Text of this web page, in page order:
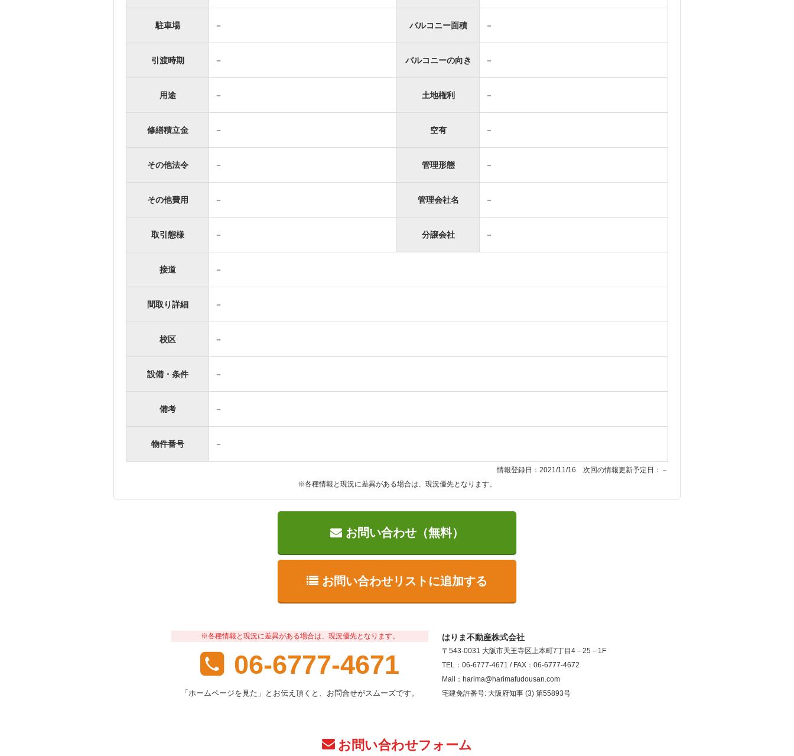
駐車場 － バルコニー面積 －
引渡時期 － バルコニーの向き －
用途 － 土地権利 －
修繕積立金 － 空有 －
その他法令 － 管理形態 －
その他費用 － 管理会社名 －
取引態様 － 分譲会社 －
接道 －
間取り詳細 －
校区 －
設備・条件 －
備考 －
物件番号 －
情報登録日：2021/11/16 次回の情報更新予定日：－
※各種情報と現況に差異がある場合は、現況優先となります。
お問い合わせ（無料）
お問い合わせリストに追加する
※各種情報と現況に差異がある場合は、現況優先となります。
06-6777-4671
「ホームページを見た」とお伝え頂くと、お問合せがスムーズです。
はりま不動産株式会社
〒543-0031 大阪市天王寺区上本町7丁目4－25－1F
TEL：06-6777-4671 / FAX：06-6777-4672
Mail：harima@harimafudousan.com
宅建免許番号: 大阪府知事 (3) 第55893号
お問い合わせフォーム